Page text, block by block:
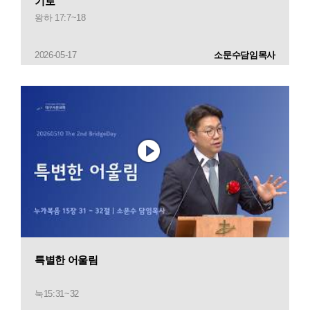
왕하 17:7~18
2026-05-17 소문수담임목사
특별한 어울림
눅15:31~32